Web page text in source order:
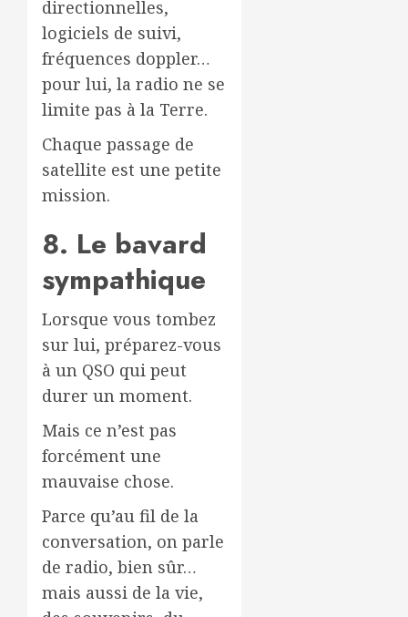
directionnelles,
logiciels de suivi,
fréquences doppler…
pour lui, la radio ne se
limite pas à la Terre.
Chaque passage de
satellite est une petite
mission.
8. Le bavard
sympathique
Lorsque vous tombez
sur lui, préparez-vous
à un QSO qui peut
durer un moment.
Mais ce n’est pas
forcément une
mauvaise chose.
Parce qu’au fil de la
conversation, on parle
de radio, bien sûr…
mais aussi de la vie,